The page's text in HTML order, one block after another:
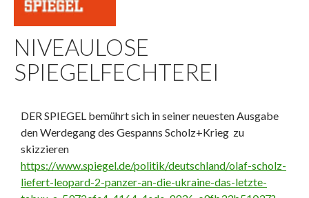
NIVEAULOSE
SPIEGELFECHTEREI
DER SPIEGEL bemührt sich in seiner neuesten Ausgabe
den Werdegang des Gespanns Scholz+Krieg zu
skizzieren
https://www.spiegel.de/politik/deutschland/olaf-scholz-
liefert-leopard-2-panzer-an-die-ukraine-das-letzte-